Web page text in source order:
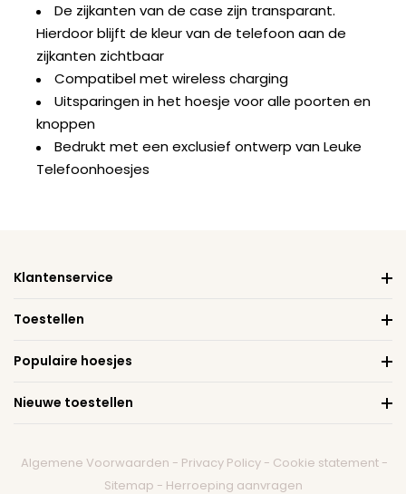
De zijkanten van de case zijn transparant.
Hierdoor blijft de kleur van de telefoon aan de
zijkanten zichtbaar
Compatibel met wireless charging
Uitsparingen in het hoesje voor alle poorten en
knoppen
Bedrukt met een exclusief ontwerp van Leuke
Telefoonhoesjes
Klantenservice
Toestellen
Populaire hoesjes
Nieuwe toestellen
Algemene Voorwaarden - Privacy Policy - Cookie statement -
Sitemap - Herroeping aanvragen